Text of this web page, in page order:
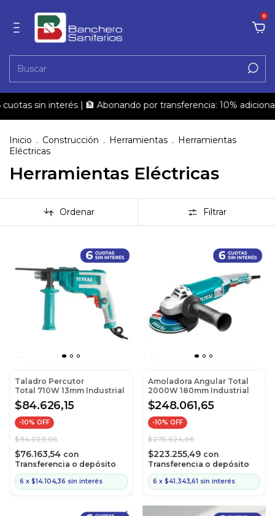
0
sin interés | 🏦 Abonando por transferencia: 10%
Inicio . Construcción . Herramientas . Herramientas
Eléctricas
Herramientas Eléctricas
Ordenar Filtrar
Taladro Percutor
Total 710W 13mm Industrial
$84.626,15
-10% OFF
$94.029,06
$76.163,54 con
Transferencia o depósito
6 x $14.104,36 sin interés
Amoladora Angular Total
2000W 180mm Industrial
$248.061,65
-10% OFF
$275.624,06
$223.255,49 con
Transferencia o depósito
6 x $41.343,61 sin interés